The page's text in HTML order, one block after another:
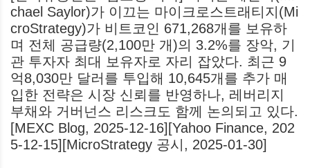
chael Saylor)가 이끄는 마이크로스트래티지(Mi
croStrategy)가 비트코인 671,268개를 보유하
며 전체 공급량(2,100만 개)의 3.2%를 장악, 기
관 투자자 최대 보유자로 자리 잡았다. 최근 9
억8,030만 달러를 투입해 10,645개를 추가 매
입한 전략은 시장 신뢰를 반영하나, 레버리지
부채와 거버넌스 리스크도 함께 논의되고 있다.
[MEXC Blog, 2025-12-16][Yahoo Finance, 202
5-12-15][MicroStrategy 공시, 2025-01-30]